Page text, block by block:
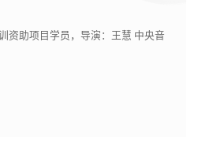
资助项目学员，导演：王慧 中央音